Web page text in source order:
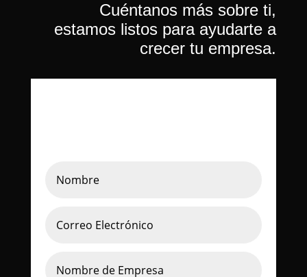
Cuéntanos más sobre ti,
estamos listos para ayudarte a
crecer tu empresa.